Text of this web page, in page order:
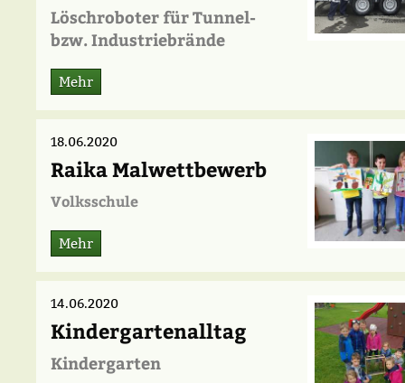
Löschroboter für Tunnel-
bzw. Industriebrände
Mehr
18.06.2020
Raika Malwettbewerb
Volksschule
Mehr
14.06.2020
Kindergartenalltag
Kindergarten